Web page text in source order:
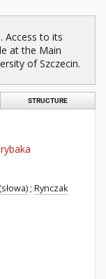
Access to its
at the Main
of Szczecin.
STRUCTURE
; Rynczak